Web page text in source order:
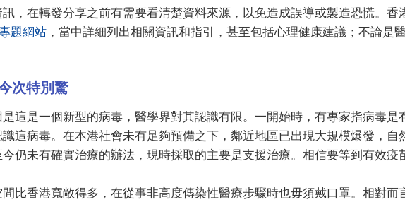
，在轉發分享之前有需要看清楚資料來源，以免造成誤導或製造恐慌。
題網站 ，當中詳細列出相關資訊和指引，甚至包括心理健康建議；不論是
次特別驚
這是一個新型的病毒，醫學界對其認識有限。一開始時，有專家指病毒
這病毒。在本港社會未有足夠預備之下，鄰近地區已出現大規模爆發，
仍未有確實治療的辦法，現時採取的主要是支援治療。相信要等到有效
比香港寬敞得多，在從事非高度傳染性醫療步驟時也毋須戴口罩。相對